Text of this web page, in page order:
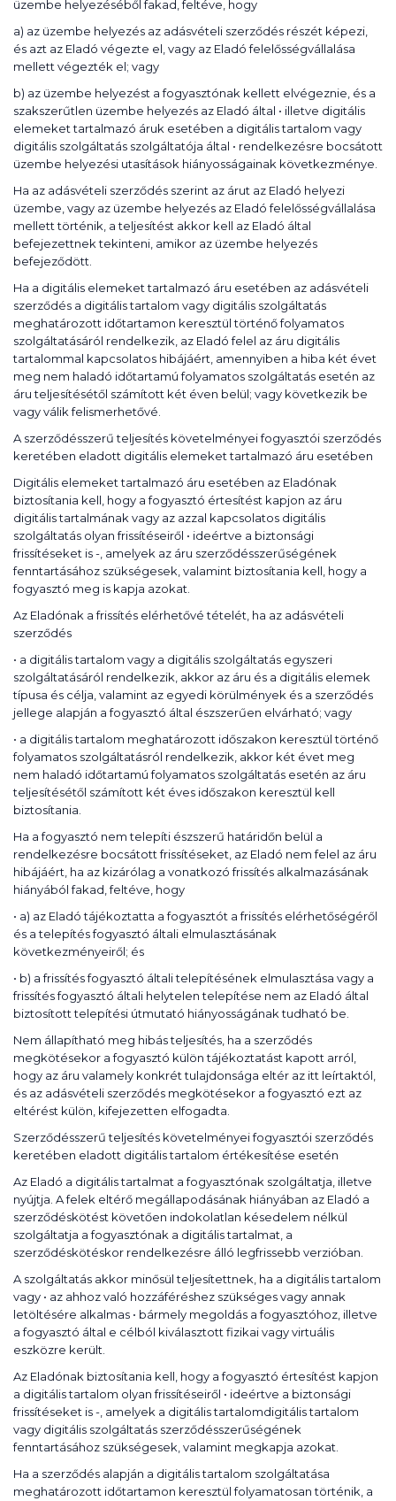
üzembe helyezéséből fakad, feltéve, hogy
a) az üzembe helyezés az adásvételi szerződés részét képezi,
és azt az Eladó végezte el, vagy az Eladó felelősségvállalása
mellett végezték el; vagy
b) az üzembe helyezést a fogyasztónak kellett elvégeznie, és a
szakszerűtlen üzembe helyezés az Eladó által • illetve digitális
elemeket tartalmazó áruk esetében a digitális tartalom vagy
digitális szolgáltatás szolgáltatója által • rendelkezésre bocsátott
üzembe helyezési utasítások hiányosságainak következménye.
Ha az adásvételi szerződés szerint az árut az Eladó helyezi
üzembe, vagy az üzembe helyezés az Eladó felelősségvállalása
mellett történik, a teljesítést akkor kell az Eladó által
befejezettnek tekinteni, amikor az üzembe helyezés
befejeződött.
Ha a digitális elemeket tartalmazó áru esetében az adásvételi
szerződés a digitális tartalom vagy digitális szolgáltatás
meghatározott időtartamon keresztül történő folyamatos
szolgáltatásáról rendelkezik, az Eladó felel az áru digitális
tartalommal kapcsolatos hibájáért, amennyiben a hiba két évet
meg nem haladó időtartamú folyamatos szolgáltatás esetén az
áru teljesítésétől számított két éven belül; vagy következik be
vagy válik felismerhetővé.
A szerződésszerű teljesítés követelményei fogyasztói szerződés
keretében eladott digitális elemeket tartalmazó áru esetében
Digitális elemeket tartalmazó áru esetében az Eladónak
biztosítania kell, hogy a fogyasztó értesítést kapjon az áru
digitális tartalmának vagy az azzal kapcsolatos digitális
szolgáltatás olyan frissítéseiről • ideértve a biztonsági
frissítéseket is -, amelyek az áru szerződésszerűségének
fenntartásához szükségesek, valamint biztosítania kell, hogy a
fogyasztó meg is kapja azokat.
Az Eladónak a frissítés elérhetővé tételét, ha az adásvételi
szerződés
• a digitális tartalom vagy a digitális szolgáltatás egyszeri
szolgáltatásáról rendelkezik, akkor az áru és a digitális elemek
típusa és célja, valamint az egyedi körülmények és a szerződés
jellege alapján a fogyasztó által észszerűen elvárható; vagy
• a digitális tartalom meghatározott időszakon keresztül történő
folyamatos szolgáltatásról rendelkezik, akkor két évet meg
nem haladó időtartamú folyamatos szolgáltatás esetén az áru
teljesítésétől számított két éves időszakon keresztül kell
biztosítania.
Ha a fogyasztó nem telepíti észszerű határidőn belül a
rendelkezésre bocsátott frissítéseket, az Eladó nem felel az áru
hibájáért, ha az kizárólag a vonatkozó frissítés alkalmazásának
hiányából fakad, feltéve, hogy
• a) az Eladó tájékoztatta a fogyasztót a frissítés elérhetőségéről
és a telepítés fogyasztó általi elmulasztásának
következményeiről; és
• b) a frissítés fogyasztó általi telepítésének elmulasztása vagy a
frissítés fogyasztó általi helytelen telepítése nem az Eladó által
biztosított telepítési útmutató hiányosságának tudható be.
Nem állapítható meg hibás teljesítés, ha a szerződés
megkötésekor a fogyasztó külön tájékoztatást kapott arról,
hogy az áru valamely konkrét tulajdonsága eltér az itt leírtaktól,
és az adásvételi szerződés megkötésekor a fogyasztó ezt az
eltérést külön, kifejezetten elfogadta.
Szerződésszerű teljesítés követelményei fogyasztói szerződés
keretében eladott digitális tartalom értékesítése esetén
Az Eladó a digitális tartalmat a fogyasztónak szolgáltatja, illetve
nyújtja. A felek eltérő megállapodásának hiányában az Eladó a
szerződéskötést követően indokolatlan késedelem nélkül
szolgáltatja a fogyasztónak a digitális tartalmat, a
szerződéskötéskor rendelkezésre álló legfrissebb verzióban.
A szolgáltatás akkor minősül teljesítettnek, ha a digitális tartalom
vagy • az ahhoz való hozzáféréshez szükséges vagy annak
letöltésére alkalmas • bármely megoldás a fogyasztóhoz, illetve
a fogyasztó által e célból kiválasztott fizikai vagy virtuális
eszközre került.
Az Eladónak biztosítania kell, hogy a fogyasztó értesítést kapjon
a digitális tartalom olyan frissítéseiről • ideértve a biztonsági
frissítéseket is -, amelyek a digitális tartalomdigitális tartalom
vagy digitális szolgáltatás szerződésszerűségének
fenntartásához szükségesek, valamint megkapja azokat.
Ha a szerződés alapján a digitális tartalom szolgáltatása
meghatározott időtartamon keresztül folyamatosan történik, a